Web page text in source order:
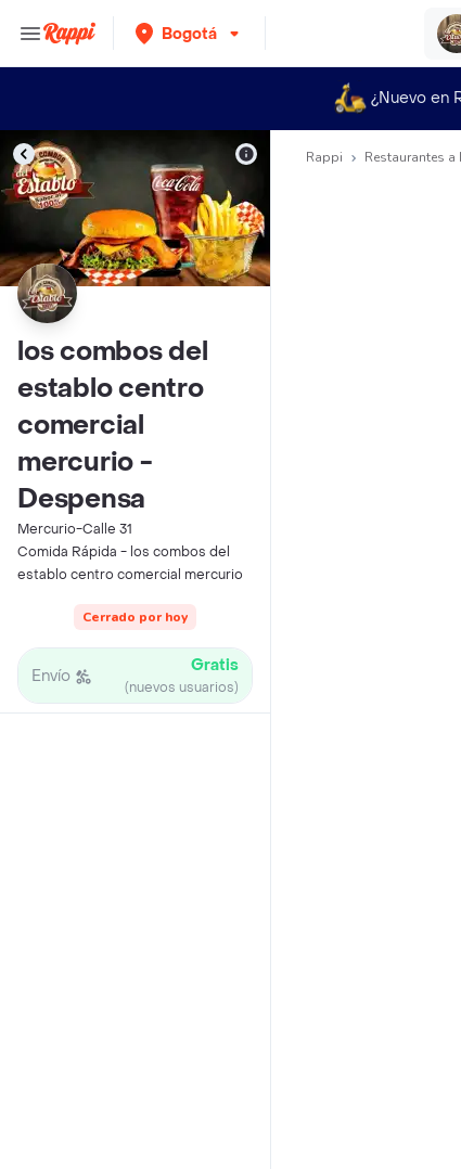
Bogotá
¿Nuevo en
los combos del
establo centro
comercial
mercurio -
Despensa
Mercurio-Calle 31
Comida Rápida - los combos del
establo centro comercial mercurio
Cerrado por hoy
Envío Gratis
(nuevos usuarios)
Rappi Restaurantes